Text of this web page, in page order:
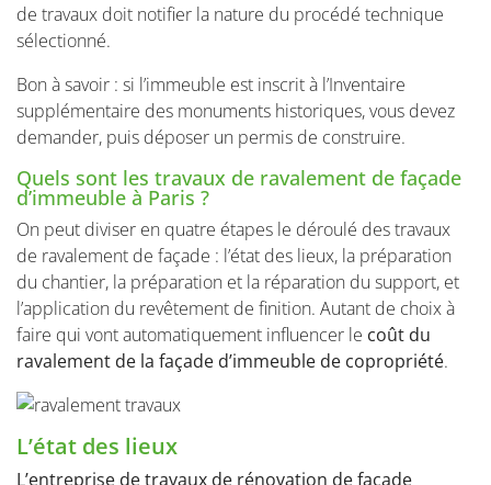
de travaux doit notifier la nature du procédé technique
sélectionné.
Bon à savoir : si l’immeuble est inscrit à l’Inventaire
supplémentaire des monuments historiques, vous devez
demander, puis déposer un permis de construire.
Quels sont les travaux de ravalement de façade
d’immeuble à Paris ?
On peut diviser en quatre étapes le déroulé des travaux
de ravalement de façade : l’état des lieux, la préparation
du chantier, la préparation et la réparation du support, et
l’application du revêtement de finition. Autant de choix à
faire qui vont automatiquement influencer le coût du
ravalement de la façade d’immeuble de copropriété.
L’état des lieux
L’entreprise de travaux de rénovation de façade